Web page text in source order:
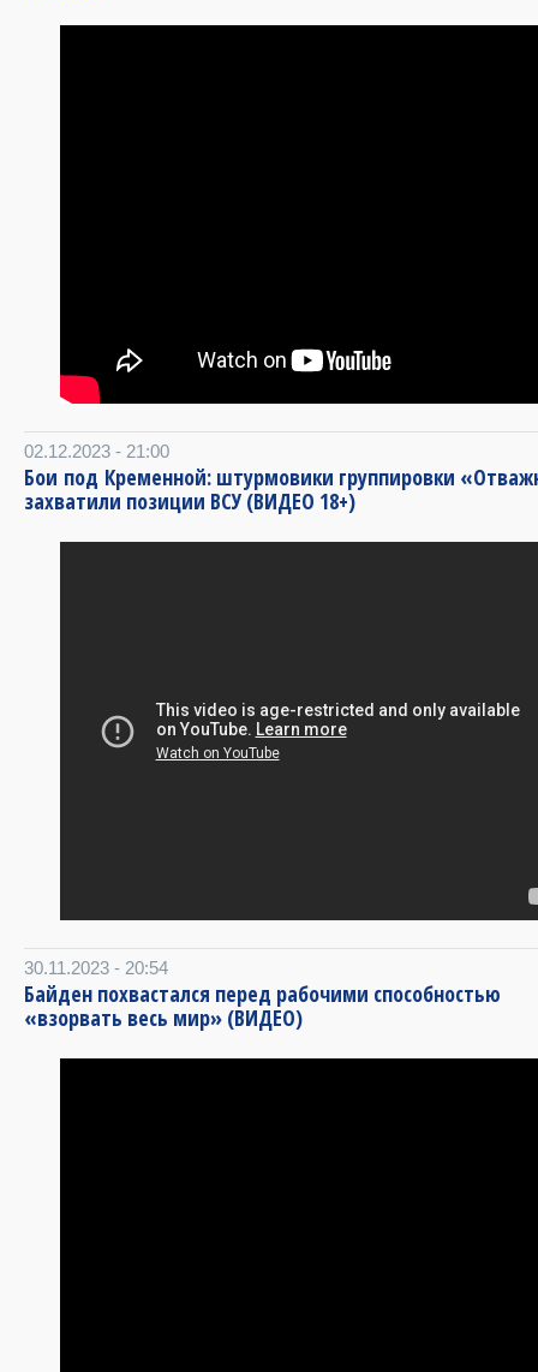
02.12.2023 - 21:00
Бои под Кременной: штурмовики группировки
захватили позиции ВСУ (ВИДЕО 18+)
30.11.2023 - 20:54
Байден похвастался перед рабочими способностью
«взорвать весь мир» (ВИДЕО)